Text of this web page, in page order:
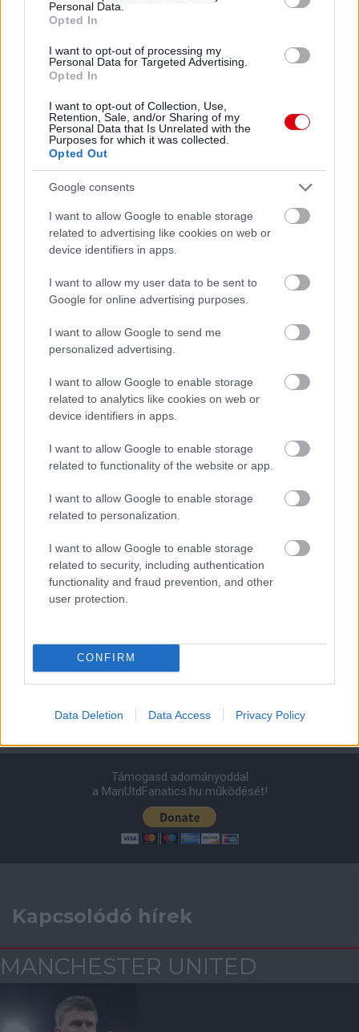
Personal Data.
Opted In
I want to opt-out of processing my
Personal Data for Targeted Advertising.
Opted In
I want to opt-out of Collection, Use,
Retention, Sale, and/or Sharing of my
Personal Data that Is Unrelated with the
Purposes for which it was collected.
Opted Out
Google consents
I want to allow Google to enable storage
related to advertising like cookies on web or
device identifiers in apps.
I want to allow my user data to be sent to
Google for online advertising purposes.
I want to allow Google to send me
personalized advertising.
I want to allow Google to enable storage
related to analytics like cookies on web or
device identifiers in apps.
I want to allow Google to enable storage
related to functionality of the website or app.
I want to allow Google to enable storage
related to personalization.
I want to allow Google to enable storage
related to security, including authentication
functionality and fraud prevention, and other
user protection.
CONFIRM
Data Deletion Data Access Privacy Policy
Paris Saint-Germain
Manchester United
Nya Ullevi, Göteborg
2026-08-08 17:00
2 nap 6 óra 32 perc 49 másodperc
Leeds UnitedvsManchester United
ELŐZŐ MÉRKŐZÉSEK
Támogatás
Támogasd adományoddal
a ManUtdFanatics.hu működését!
Kapcsolódó hírek
MANCHESTER UNITED